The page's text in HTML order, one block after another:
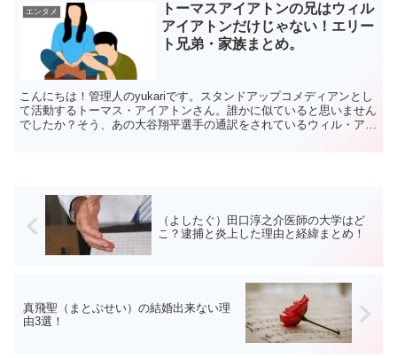
エンタメ
トーマスアイアトンの兄はウィル
アイアトンだけじゃない！エリー
ト兄弟・家族まとめ。
こんにちは！管理人のyukariです。スタンドアップコメディアンとし
て活動するトーマス・アイアトンさん。誰かに似ていると思いません
でしたか？そう、あの大谷翔平選手の通訳をされているウィル・アイ
（よしたぐ）田口淳之介医師の大学はど
こ？逮捕と炎上した理由と経緯まとめ！
真飛聖（まとぶせい）の結婚出来ない理
由3選！